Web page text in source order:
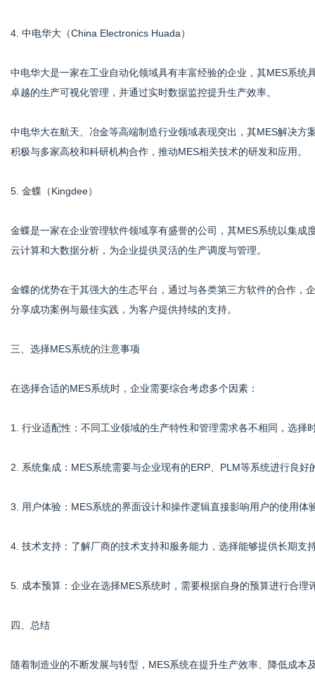
4. 中电华大（China Electronics Huada）
中电华大是一家在工业自动化领域具有丰富经验的企业，其MES系
卓越的生产可视化管理，并通过实时数据监控提升生产效率。
中电华大在航天、冶金等高端制造行业领域表现突出，其MES解决
积极与多家高校和科研机构合作，推动MES相关技术的研发和应用。
5. 金蝶（Kingdee）
金蝶是一家在企业管理软件领域享有盛誉的公司，其MES系统以集
云计算和大数据分析，为企业提供灵活的生产调度与管理。
金蝶的优势在于其强大的生态平台，通过与各类第三方软件的合作，
分享成功案例与最佳实践，为客户提供持续的支持。
三、选择MES系统的注意事项
在选择合适的MES系统时，企业需要综合考虑多个因素：
1. 行业适配性：不同工业领域的生产特性和管理需求各不相同，选择
2. 系统集成：MES系统需要与企业现有的ERP、PLM等系统进行良
3. 用户体验：MES系统的界面设计和操作逻辑直接影响用户的使用
4. 技术支持：了解厂商的技术支持和服务能力，选择能够提供长期支
5. 成本预算：企业在选择MES系统时，需要根据自身的预算进行合
四、总结
随着制造业的不断发展与转型，MES系统在提升生产效率、降低成